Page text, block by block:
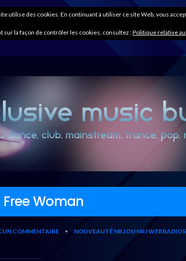
Free Woman
COMMENTAIRE • NOUVEAUTÉ NRJ OU NRJ WEBRADIOS
utilise des cookies. En continuant à utiliser ce site Web, vous
sur la façon de contrôler les cookies, consultez :Politique relative